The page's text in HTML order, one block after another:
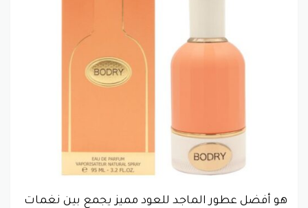
هو أفضل عطور الماجد للعود مميز يجمع بين نغمات